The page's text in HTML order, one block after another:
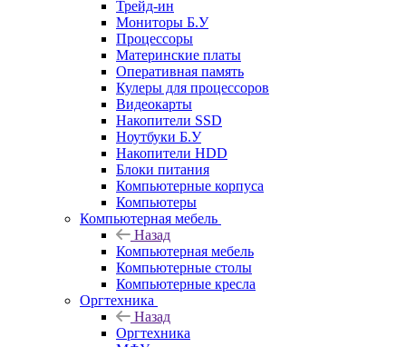
Трейд-ин
Мониторы Б.У
Процессоры
Материнские платы
Оперативная память
Кулеры для процессоров
Видеокарты
Накопители SSD
Ноутбуки Б.У
Накопители HDD
Блоки питания
Компьютерные корпуса
Компьютеры
Компьютерная мебель
Назад
Компьютерная мебель
Компьютерные столы
Компьютерные кресла
Оргтехника
Назад
Оргтехника